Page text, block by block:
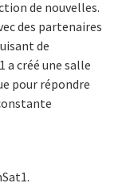
de nouvelles.
des partenaires
de
a créé une salle
pour répondre